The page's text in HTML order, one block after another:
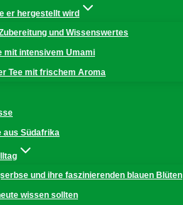
er hergestellt wird
und Wissenswertes
mit intensivem Umami
Tee mit frischem Aroma
aus Südafrika
und ihre faszinierenden blauen Blüten
wissen sollten